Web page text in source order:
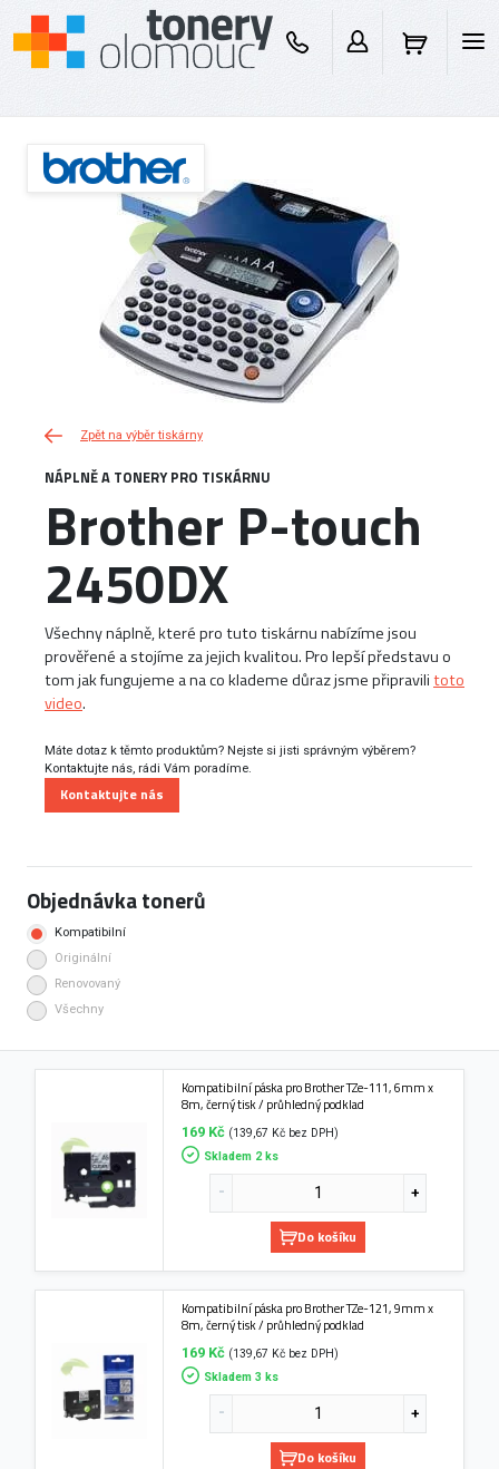
Zpět na výběr tiskárny
NÁPLNĚ A TONERY PRO TISKÁRNU
Brother P-touch
2450DX
Všechny náplně, které pro tuto tiskárnu nabízíme jsou
prověřené a stojíme za jejich kvalitou. Pro lepší představu o
tom jak fungujeme a na co klademe důraz jsme připravilitoto
video.
Máte dotaz k těmto produktům? Nejste si jisti správným výběrem?
Kontaktujte nás, rádi Vám poradíme.
Kontaktujte nás
Objednávka tonerů
Kompatibilní
Originální
Renovovaný
Všechny
Kompatibilní páska pro Brother TZe-111, 6mm x
8m, černý tisk / průhledný podklad
169 Kč (139,67 Kč bez DPH)
Skladem 2 ks
Do košíku
Kompatibilní páska pro Brother TZe-121, 9mm x
8m, černý tisk / průhledný podklad
169 Kč (139,67 Kč bez DPH)
Skladem 3 ks
Do košíku